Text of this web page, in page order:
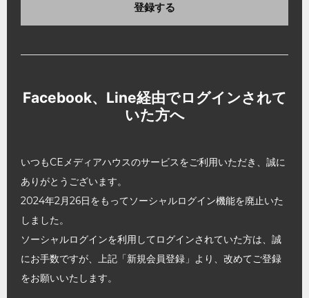
登録する
Facebook、Line経由でログインされて
いた方へ
いつもCEメディアハウスのサービスをご利用いただき、誠に
ありがとうございます。
2024年2月26日をもってソーシャルログイン機能を廃止いた
しました。
ソーシャルログインを利用してログインされていた方は、誠
にお手数ですが、上記「新規会員登録」より、改めてご登録
をお願いいたします。